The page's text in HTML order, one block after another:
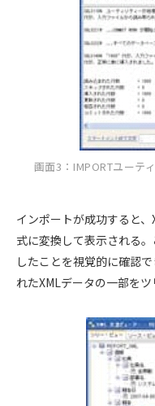
画面3：IMPORTユーテ
インポートが成功すると
式に変換して表示される
したことを視覚的に確認
れたXMLデータの一部をツ